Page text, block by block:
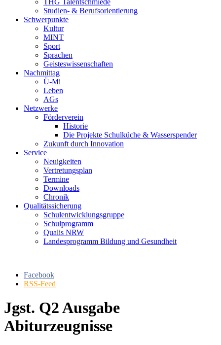
THG Talentschmiede
Studien- & Berufsorientierung
Schwerpunkte
Kultur
MINT
Sport
Sprachen
Geisteswissenschaften
Nachmittag
Ü-Mi
Leben
AGs
Netzwerke
Förderverein
Historie
Die Projekte Schulküche & Wasserspender
Zukunft durch Innovation
Service
Neuigkeiten
Vertretungsplan
Termine
Downloads
Chronik
Qualitätssicherung
Schulentwicklungsgruppe
Schulprogramm
Qualis NRW
Landesprogramm Bildung und Gesundheit
Facebook
RSS-Feed
Jgst. Q2 Ausgabe
Abiturzeugnisse